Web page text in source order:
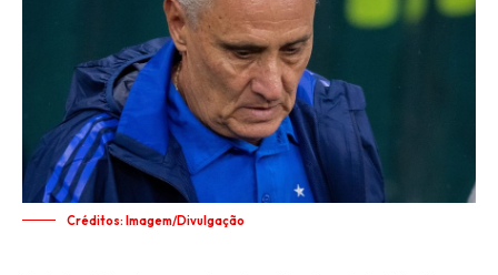
Créditos: Imagem/Divulgação